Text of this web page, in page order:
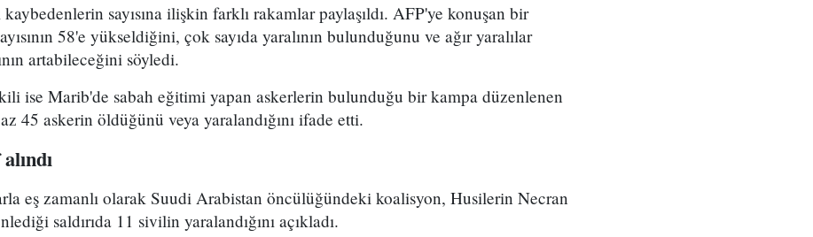
kaybedenlerin sayısına ilişkin farklı rakamlar paylaşıldı. AFP'ye konuşan bir
58'e yükseldiğini, çok sayıda yaralının bulunduğunu ve ağır yaralılar
artabileceğini söyledi.
ise Marib'de sabah eğitimi yapan askerlerin bulunduğu bir kampa düzenlenen
az 45 askerin öldüğünü veya yaralandığını ifade etti.
eş zamanlı olarak Suudi Arabistan öncülüğündeki koalisyon, Husilerin Necran
saldırıda 11 sivilin yaralandığını açıkladı.